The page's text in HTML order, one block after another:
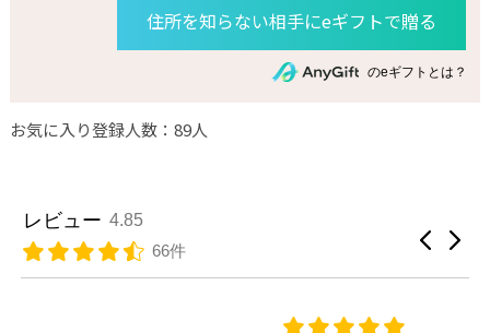
住所を知らない相手にeギフトで贈る
のeギフトとは？
お気に入り登録人数：89人
レビュー 4.85
66件